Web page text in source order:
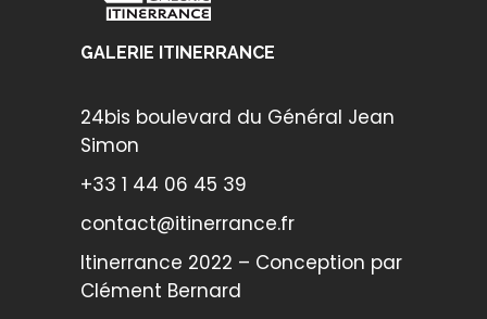
GALERIE ITINERRANCE
24bis boulevard du Général Jean
Simon
+33 1 44 06 45 39
contact@itinerrance.fr
Itinerrance 2022 – Conception par
Clément Bernard